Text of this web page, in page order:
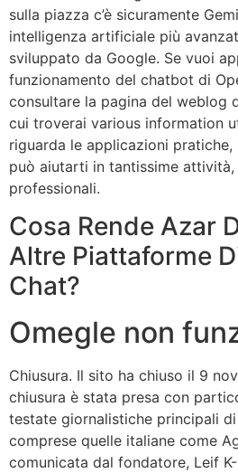
sulla piazza c’è sicuramente
intelligenza artificiale più
sviluppato da Google. Se vuoi
funzionamento del chatbot di
consultare la pagina del weblog
cui troverai various information
riguarda le applicazioni
può aiutarti in tantissime
professionali.
Cosa Rende Azar
Altre Piattaforme
Chat?
Omegle non
Chiusura. Il sito ha chiuso il 9
chiusura è stata presa con
testate giornalistiche principali
comprese quelle italiane come
comunicata dal fondatore, Leif